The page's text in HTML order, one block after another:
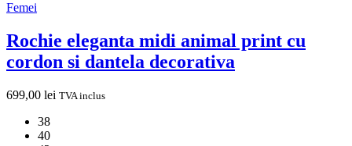
Femei
Rochie eleganta midi animal print cu
cordon si dantela decorativa
699,00 lei TVA inclus
38
40